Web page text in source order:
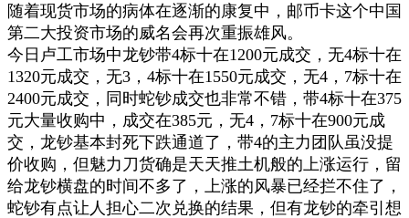
随着现货市场的病体在逐渐的康复中，邮币卡这个中国
第二大投资市场的威名会再次重振雄风。
今日卢工市场中龙钞带4标十在1200元成交，无4标十在
1320元成交，无3，4标十在1550元成交，无4，7标十在
2400元成交，同时蛇钞成交也非常不错，带4标十在375
元大量收购中，成交在385元，无4，7标十在900元成
交，龙钞基本封死下跌通道了，带4的主力团队虽没提
价收购，但魅力刀货确是天天推土机般的上涨运行，留
给龙钞横盘的时间不多了，上涨的风暴已经拦不住了，
蛇钞有点让人担心二次兑换的结果，但有龙钞的牵引想